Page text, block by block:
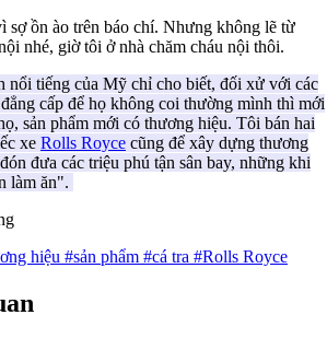
sợ ồn ào trên báo chí. Nhưng không lẽ từ
nhé, giờ tôi ở nhà chăm cháu nội thôi.
nổi tiếng của Mỹ chỉ cho biết, đối xử với các
cấp để họ không coi thường mình thì mới
sản phẩm mới có thương hiệu. Tôi bán hai
xe Rolls Royce cũng để xây dựng thương
đưa các triệu phú tận sân bay, những khi
làm ăn".
hiệu #sản phẩm #cá tra #Rolls Royce